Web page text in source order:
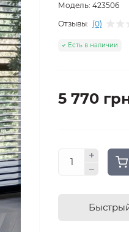
Модель: 423506
Отзывы: (0)
Есть в наличии
5 770